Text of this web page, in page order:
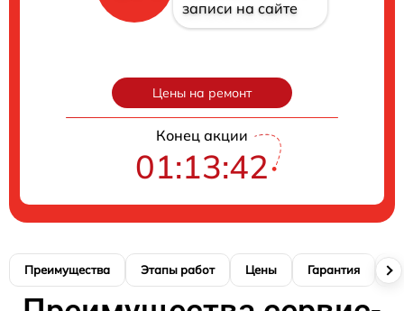
записи на сайте
Цены на ремонт
Конец акции
01:13:41
Преимущества Этапы работ Цены Гарантия